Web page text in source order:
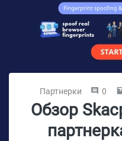
Партнерки 0
Обзор